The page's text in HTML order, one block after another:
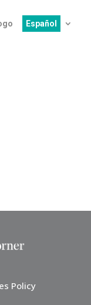
Español
Policy